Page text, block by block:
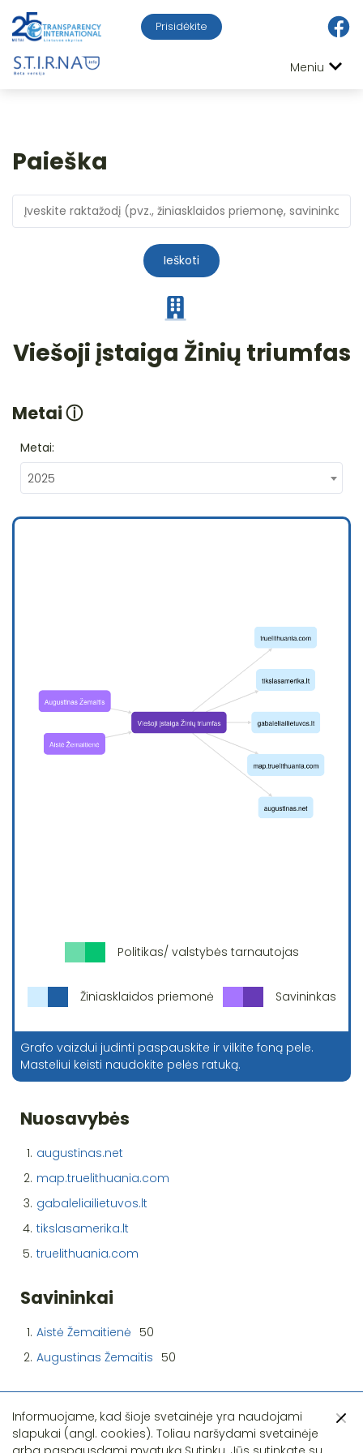
Prisidėkite
Meniu
Paieška
Ieškoti
Viešoji įstaiga Žinių triumfas
Metaiⓘ
Metai:
2025
Politikas/ valstybės tarnautojas
Žiniasklaidos priemonė Savininkas
Grafo vaizdui judinti paspauskite ir vilkite foną pele.
Masteliui keisti naudokite pelės ratuką.
Nuosavybės
1. augustinas.net
2. map.truelithuania.com
3. gabaleliailietuvos.lt
4. tikslasamerika.lt
5. truelithuania.com
Savininkai
1. Aistė Žemaitienė 50
2. Augustinas Žemaitis 50
Informuojame, kad šioje svetainėje yra naudojami
slapukai (angl. cookies). Toliau naršydami svetainėje